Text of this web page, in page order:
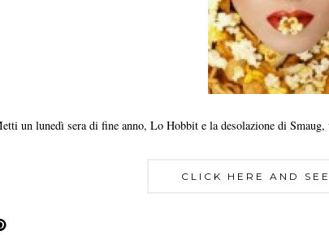
un lunedì sera di fine anno, Lo Hobbit e la desolazione di
CLICK HERE AND